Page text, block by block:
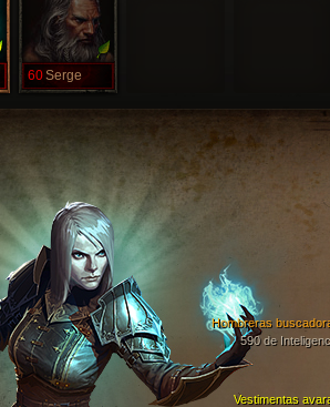
60Serge
Vestimentas
Hombreras
590 de